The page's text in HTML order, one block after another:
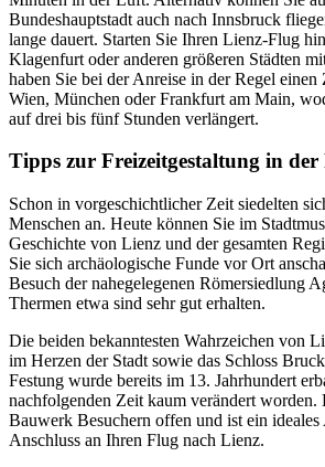
Bundeshauptstadt auch nach Innsbruck
lange dauert. Starten Sie Ihren Lienz-Flug
Klagenfurt oder anderen größeren Städten
haben Sie bei der Anreise in der Regel einen
Wien, München oder Frankfurt am Main,
auf drei bis fünf Stunden verlängert.
Tipps zur Freizeitgestaltung in der
Schon in vorgeschichtlicher Zeit siedelten
Menschen an. Heute können Sie im
Geschichte von Lienz und der gesamten
Sie sich archäologische Funde vor Ort
Besuch der nahegelegenen Römersiedlung
Thermen etwa sind sehr gut erhalten.
Die beiden bekanntesten Wahrzeichen von
im Herzen der Stadt sowie das Schloss
Festung wurde bereits im 13. Jahrhundert
nachfolgenden Zeit kaum verändert worden.
Bauwerk Besuchern offen und ist ein
Anschluss an Ihren Flug nach Lienz.